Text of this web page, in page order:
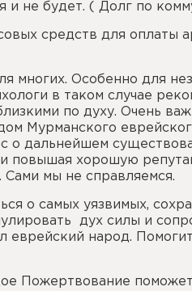
не будет. ( Долг по
средств для
многих. Особенно для
в таком случае
по духу. Очень
Мурманского
о дальнейшем
повышая хорошую
Сами мы не справляемся.
о самых уязвимых,
дух силы и
еврейский народ.
Пожертвование поможет